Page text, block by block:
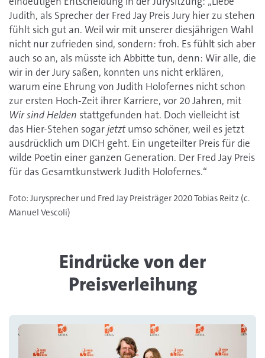
Judith, als Sprecher der Fred Jay Preis Jury hier zu stehen
fühlt sich gut an. Weil wir mit unserer diesjährigen Wahl
nicht nur zufrieden sind, sondern: froh. Es fühlt sich aber
auch so an, als müsste ich Abbitte tun, denn: Wir alle, die
wir in der Jury saßen, konnten uns nicht erklären,
warum eine Ehrung von Judith Holofernes nicht schon
zur ersten Hoch-Zeit ihrer Karriere, vor 20 Jahren, mit
Wir sind Helden stattgefunden hat. Doch vielleicht ist
das Hier-Stehen sogar jetztumso schöner, weil es jetzt
ausdrücklich um DICH geht. Ein ungeteilter Preis für die
wilde Poetin einer ganzen Generation. Der Fred Jay Preis
für das Gesamtkunstwerk Judith Holofernes.“
Foto: Jurysprecher und Fred Jay Preisträger 2020 Tobias Reitz (c.
Manuel Vescoli)
Eindrücke von der
Preisverleihung